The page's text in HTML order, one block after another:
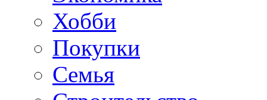
Хобби
Покупки
Семья